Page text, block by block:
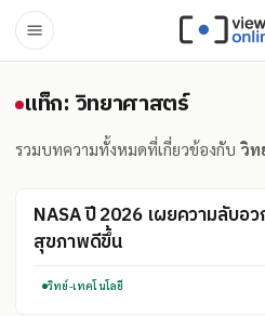
แท็ก: วิทยาศาสตร์
แท็ก: วิทยาศาสตร์
รวมบทความทั้งหมดที่เกี่ยวข้องกับ วิท
NASA ปี 2026 เผยความลับอ
สุขภาพดีขึ้น
วิทย์-เทคโนโลยี